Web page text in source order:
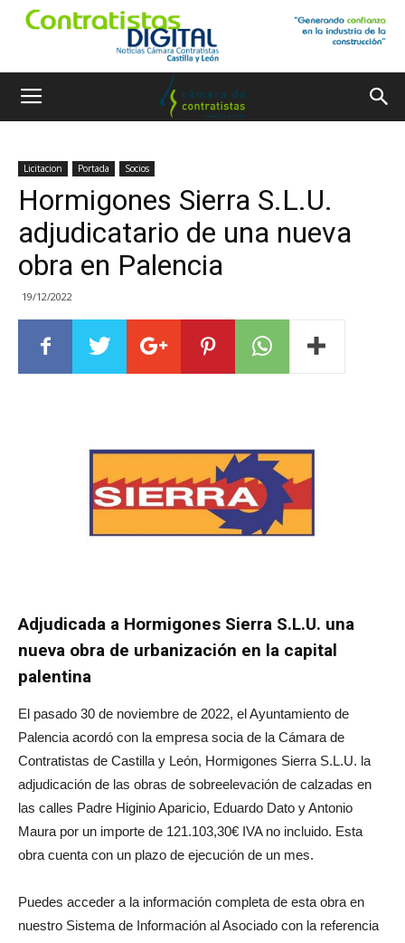
Licitacion Portada Socios
Hormigones Sierra S.L.U.
adjudicatario de una nueva
obra en Palencia
19/12/2022
Adjudicada a Hormigones Sierra S.L.U. una
nueva obra de urbanización en la capital
palentina
El pasado 30 de noviembre de 2022, el Ayuntamiento de
Palencia acordó con la empresa socia de la Cámara de
Contratistas de Castilla y León, Hormigones Sierra S.L.U. la
adjudicación de las obras de sobreelevación de calzadas en
las calles Padre Higinio Aparicio, Eduardo Dato y Antonio
Maura por un importe de 121.103,30€ IVA no incluido. Esta
obra cuenta con un plazo de ejecución de un mes.
Puedes acceder a la información completa de esta obra en
nuestro Sistema de Información al Asociado con la referencia